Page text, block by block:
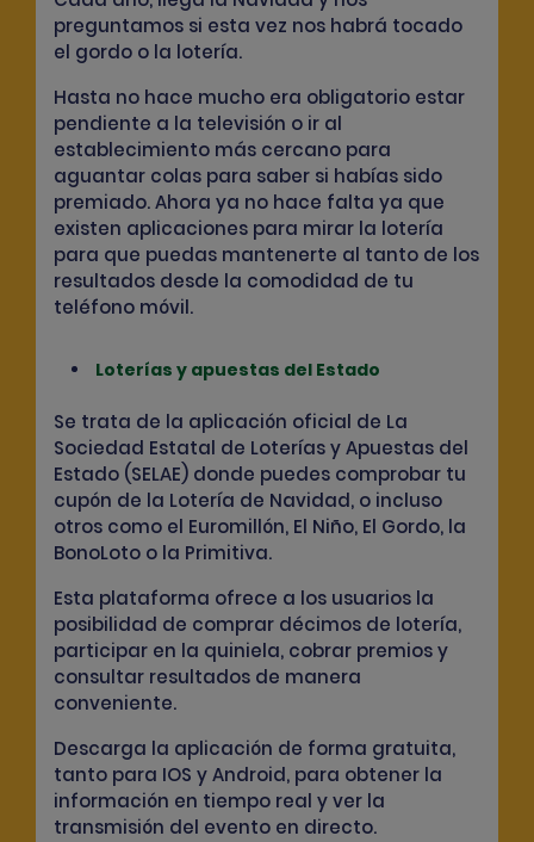
preguntamos si esta vez nos habrá tocado
el gordo o la lotería.
Hasta no hace mucho era obligatorio estar
pendiente a la televisión o ir al
establecimiento más cercano para
aguantar colas para saber si habías sido
premiado. Ahora ya no hace falta ya que
existen aplicaciones para mirar la lotería
para que puedas mantenerte al tanto de los
resultados desde la comodidad de tu
teléfono móvil.
Loterías y apuestas del Estado
Se trata de la aplicación oficial de La
Sociedad Estatal de Loterías y Apuestas del
Estado (SELAE) donde puedes comprobar tu
cupón de la Lotería de Navidad, o incluso
otros como el Euromillón, El Niño, El Gordo, la
BonoLoto o la Primitiva.
Esta plataforma ofrece a los usuarios la
posibilidad de comprar décimos de lotería,
participar en la quiniela, cobrar premios y
consultar resultados de manera
conveniente.
Descarga la aplicación de forma gratuita,
tanto para IOS y Android, para obtener la
información en tiempo real y ver la
transmisión del evento en directo.